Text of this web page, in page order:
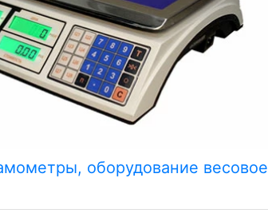
оборудование весовое